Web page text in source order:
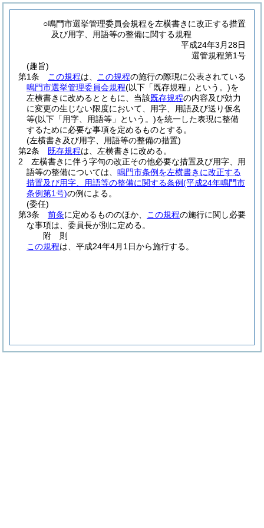
○鳴門市選挙管理委員会規程を左横書きに改正する措置
及び用字、用語等の整備に関する規程
平成24年3月28日
選管規程第1号
(趣旨)
第1条
この規程は、 この規程の施行の際現に公表されている
鳴門市選挙管理委員会規程(以下「既存規程」という。)を
左横書きに改めるとともに、当該既存規程の内容及び効力
に変更の生じない限度において、用字、用語及び送り仮名
等(以下「用字、用語等」という。)を統一した表現に整備
するために必要な事項を定めるものとする。
(左横書き及び用字、用語等の整備の措置)
第2条
既存規程は、左横書きに改める。
2
左横書きに伴う字句の改正その他必要な措置及び用字、用
語等の整備については、 鳴門市条例を左横書きに改正する
措置及び用字、用語等の整備に関する条例(平成24年鳴門市
条例第1号)の例による。
(委任)
第3条
前条に定めるもののほか、 この規程の施行に関し必要
な事項は、委員長が別に定める。
附 則
この規程は、平成24年4月1日から施行する。